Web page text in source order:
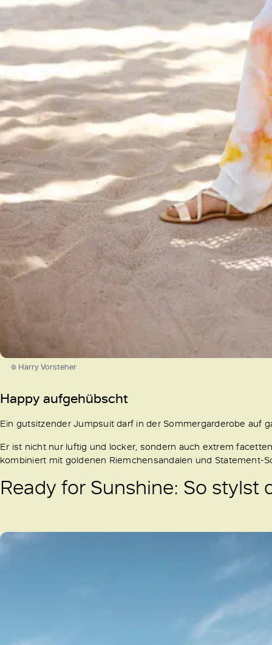
© Harry Vorsteher
Happy aufgehübscht
Ein gutsitzender Jumpsuit darf in der Sommergarderobe auf
Er ist nicht nur luftig und locker, sondern auch extrem
kombiniert mit goldenen Riemchensandalen und Statement-
Ready for Sunshine: So